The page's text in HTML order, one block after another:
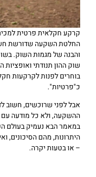
קרקע חקלאית פרטית
החלטת השקעה שדורשת
והבנה של מגמות השוק.
שוק ההון תנודתי
בוחרים לפנות לקרקעות
כ"פרטיות".
אבל לפני שרוכשים, חשוב
ההשקעה, ולא כל מודעה עם
במאמר הבא נעמיק בעולם
היתרונות, מהם הסיכונים,
– או בטעות יקרה.